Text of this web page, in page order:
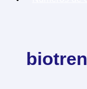
biotren